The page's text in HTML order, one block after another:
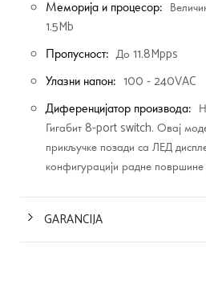
Меморија и процесор:
1.5Mb
Пропусност: До 11.8Mpps
Улазни напон: 100 - 240VAC
Диференцијатор производа:
Гигабит 8-port switch. Овај
прикључке позади са ЛЕД
конфигурацији радне
GARANCIJA